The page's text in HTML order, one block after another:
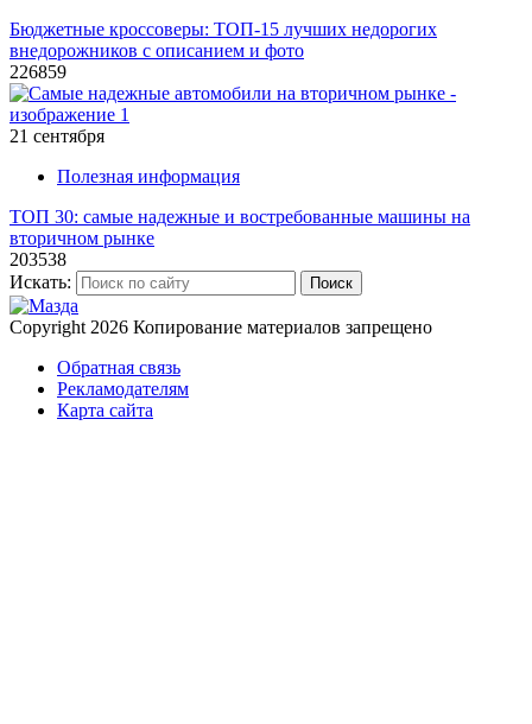
Бюджетные кроссоверы: ТОП-15 лучших недорогих
внедорожников с описанием и фото
226859
21 сентября
Полезная информация
ТОП 30: самые надежные и востребованные машины на
вторичном рынке
203538
Искать:
Поиск
Copyright 2026 Копирование материалов запрещено
Обратная связь
Рекламодателям
Карта сайта